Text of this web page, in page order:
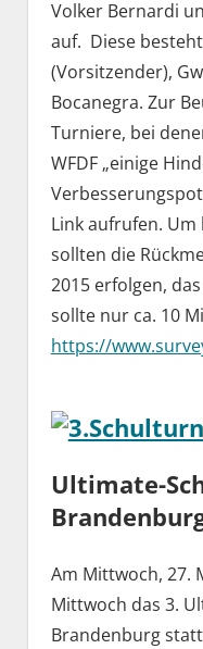
Volker Bernardi
auf. Diese
(Vorsitzender),
Bocanegra. Zur
Turniere, bei
WFDF „einige
Link aufrufen.
sollten die
2015 erfolgen,
sollte nur ca. 10
https://
Ultimate-
Am Mittwoch, 27.
Mittwoch das 3.
Brandenburg